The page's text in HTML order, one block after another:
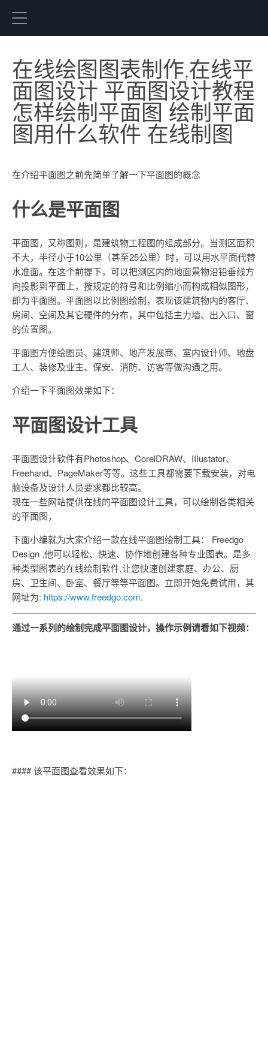
在线绘图图表制作,在线平
面图设计 平面图设计教程
怎样绘制平面图 绘制平面
图用什么软件 在线制图
在介绍平面图之前先简单了解一下平面图的概念
什么是平面图
平面图，又称图则，是建筑物工程图的组成部分。当测区面积
不大，半径小于10公里（甚至25公里）时，可以用水平面代替
水准面。在这个前提下，可以把测区内的地面景物沿铅垂线方
向投影到平面上，按规定的符号和比例缩小而构成相似图形，
即为平面图。平面图以比例图绘制，表现该建筑物内的客厅、
房间、空间及其它硬件的分布，其中包括主力墙、出入口、窗
的位置图。
平面图方便绘图员、建筑师、地产发展商、室内设计师、地盘
工人、装修及业主、保安、消防、访客等做沟通之用。
介绍一下平面图效果如下：
平面图设计工具
平面图设计软件有Photoshop、CorelDRAW、IIIustator、
Freehand、PageMaker等等。这些工具都需要下载安装，对电
脑设备及设计人员要求都比较高。
现在一些网站提供在线的平面图设计工具，可以绘制各类相关
的平面图，
下面小编就为大家介绍一款在线平面图绘制工具： Freedgo
Design ,他可以轻松、快速、协作地创建各种专业图表。是多
种类型图表的在线绘制软件,让您快速创建家庭、办公、厨
房、卫生间、卧室、餐厅等等平面图。立即开始免费试用，其
网址为: https://www.freedgo.com.
通过一系列的绘制完成平面图设计，操作示例请看如下视频：
#### 该平面图查看效果如下：